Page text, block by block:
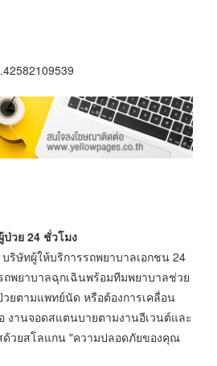
วย 24 ชั่วโมง
บริษัทผู้ให้บริการรถพยาบาลเอกชน 24
ถพยาบาลฉุกเฉินพร้อมทีมพยาบาลช่วย
ยตามแพทย์นัด หรือต้องการเคลื่อน
งานจอดสแตนบายตามงานอีเวนต์และ
ด้วยสโลแกน "ความปลอดภัยของคุณ